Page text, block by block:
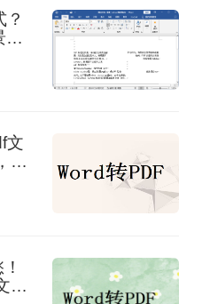
应
文
完
件